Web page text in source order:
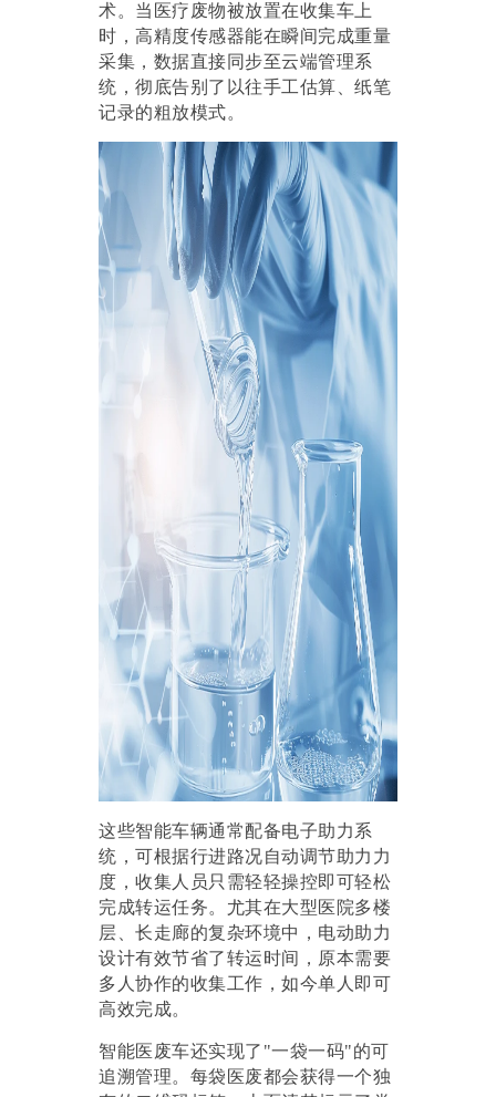
术。当医疗废物被放置在收集车上
时，高精度传感器能在瞬间完成重量
采集，数据直接同步至云端管理系
统，彻底告别了以往手工估算、纸笔
记录的粗放模式。
这些智能车辆通常配备电子助力系
统，可根据行进路况自动调节助力力
度，收集人员只需轻轻操控即可轻松
完成转运任务。尤其在大型医院多楼
层、长走廊的复杂环境中，电动助力
设计有效节省了转运时间，原本需要
多人协作的收集工作，如今单人即可
高效完成。
智能医废车还实现了 "一袋一码"的可
追溯管理。每袋医废都会获得一个独